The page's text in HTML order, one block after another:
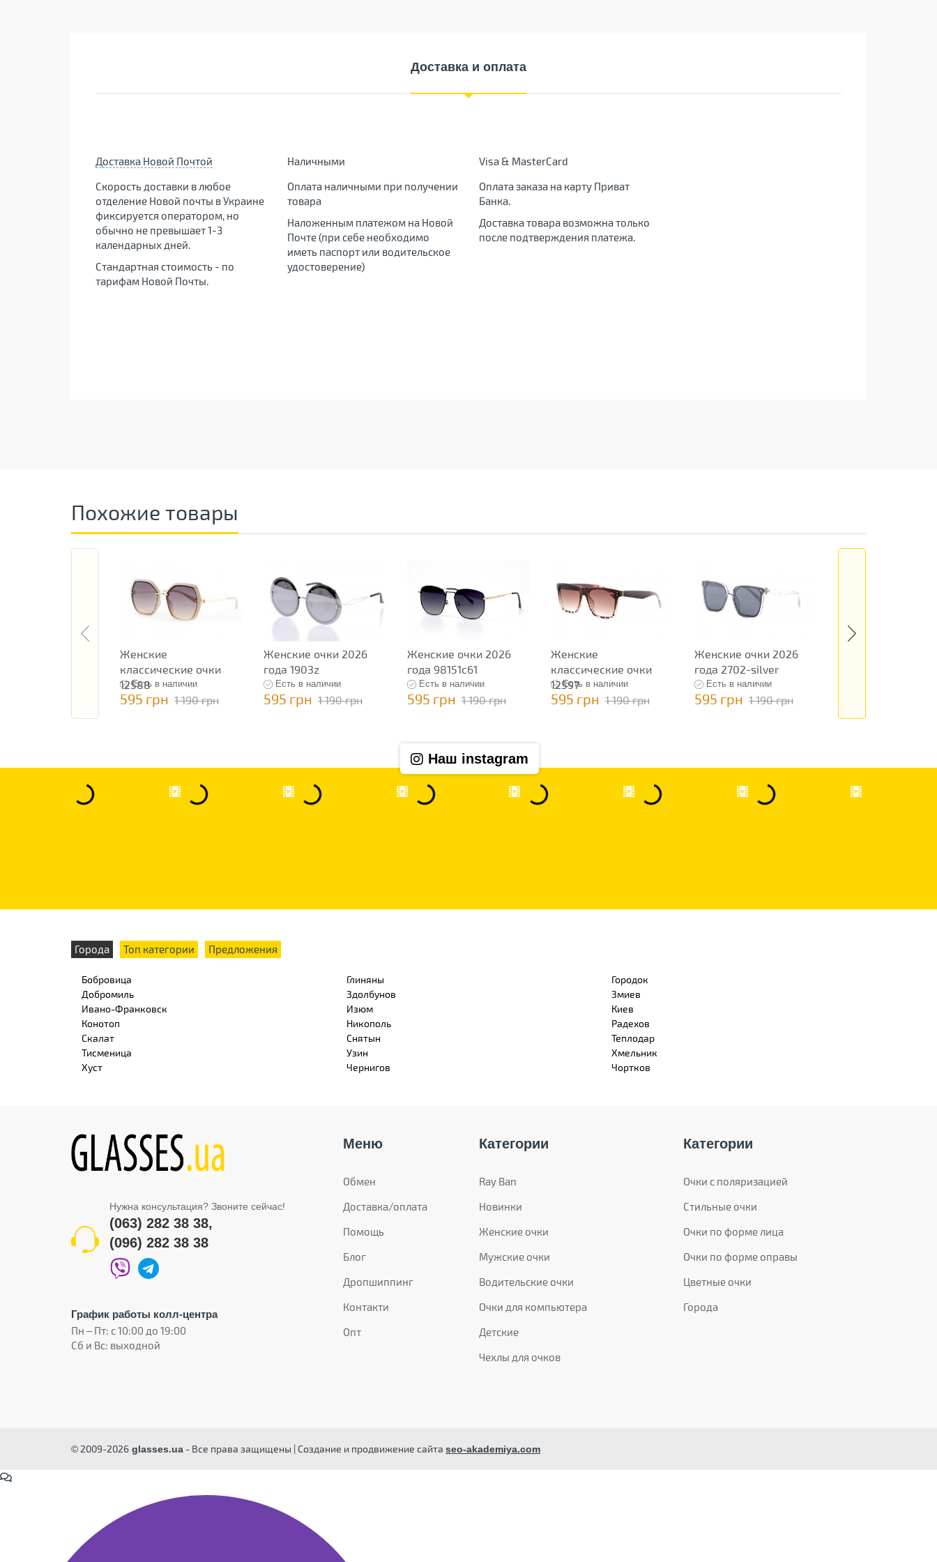
Доставка и оплата
Доставка Новой Почтой
Скорость доставки в любое
отделение Новой почты в Украине
фиксируется оператором, но
обычно не превышает 1-3
календарных дней.
Стандартная стоимость - по
тарифам Новой Почты.
Наличными
Оплата наличными при получении
товара
Наложенным платежом на Новой
Почте (при себе необходимо
иметь паспорт или водительское
удостоверение)
Visa & MasterCard
Оплата заказа на карту Приват
Банка.
Доставка товара возможна только
после подтверждения платежа.
Похожие товары
Женские
классические очки
12588
Есть в наличии
595 грн 1 190 грн
Женские очки 2026
года 1903z
Есть в наличии
595 грн 1 190 грн
Женские очки 2026
года 98151c61
Есть в наличии
595 грн 1 190 грн
Женские
классические очки
12597
Есть в наличии
595 грн 1 190 грн
Женские очки 2026
года 2702-silver
Есть в наличии
595 грн 1 190 грн
Наш instagram
Города Топ категории Предложения
Бобровица Глиняны
Городок
Добромиль
Здолбунов
Змиев
Ивано-Франковск
Изюм
Киев
Конотоп
Никополь
Радехов
Скалат
Снятын
Теплодар
Тисменица
Узин
Хмельник
Хуст
Чернигов Чортков
Нужна консультация? Звоните сейчас!
(063) 282 38 38,
(096) 282 38 38
График работы колл-центра
Пн – Пт: с 10:00 до 19:00
Сб и Вс: выходной
Меню
Обмен
Доставка/оплата
Помощь
Блог
Дропшиппинг
Контакти
Опт
Категории
Ray Ban
Новинки
Женские очки
Мужские очки
Водительские очки
Очки для компьютера
Детские
Чехлы для очков
Категории
Очки с поляризацией
Стильные очки
Очки по форме лица
Очки по форме оправы
Цветные очки
Города
© 2009-2026 glasses.ua - Все права защищены | Создание и продвижение сайта seo-akademiya.com